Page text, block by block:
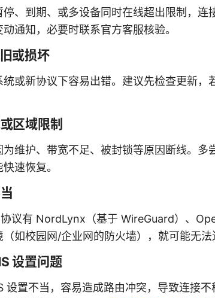
、到期、或多设备同时在线超出限制，连
通知，必要时联系官方客服核验。
或损坏
或新协议下容易出错。建议先检查更新，
区域限制
维护、带宽不足、被封锁等原因断线。多
速恢复。
议有 NordLynx（基于 WireGuard）、
如校园网/企业网的防火墙），就可能无法
设置问题
设置不当，容易造成路由冲突，导致连接